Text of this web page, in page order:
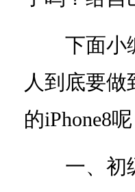
下面小编
人到底要
的iPhone8呢
一、初